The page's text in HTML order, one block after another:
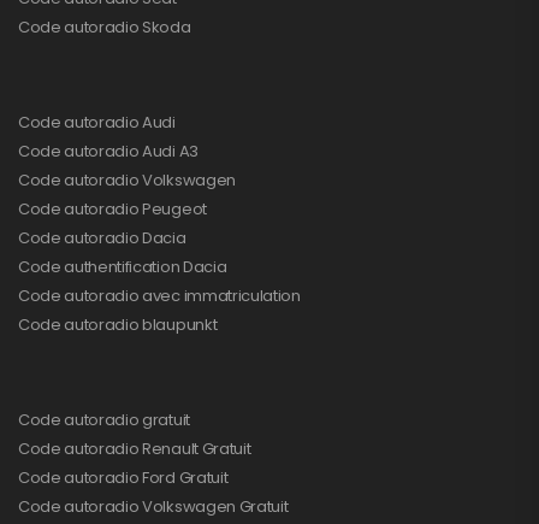
Code autoradio Skoda
Code autoradio Audi
Code autoradio Audi A3
Code autoradio Volkswagen
Code autoradio Peugeot
Code autoradio Dacia
Code authentification Dacia
Code autoradio avec immatriculation
Code autoradio blaupunkt
Code autoradio gratuit
Code autoradio Renault Gratuit
Code autoradio Ford Gratuit
Code autoradio Volkswagen Gratuit